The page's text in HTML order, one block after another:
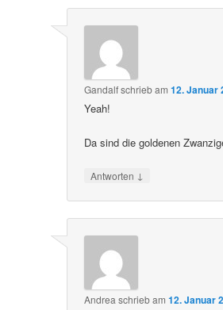
Gandalfschriebam12. Januar
Yeah!
Da sind die goldenen
Antworten ↓
Andrea schriebam12. Januar